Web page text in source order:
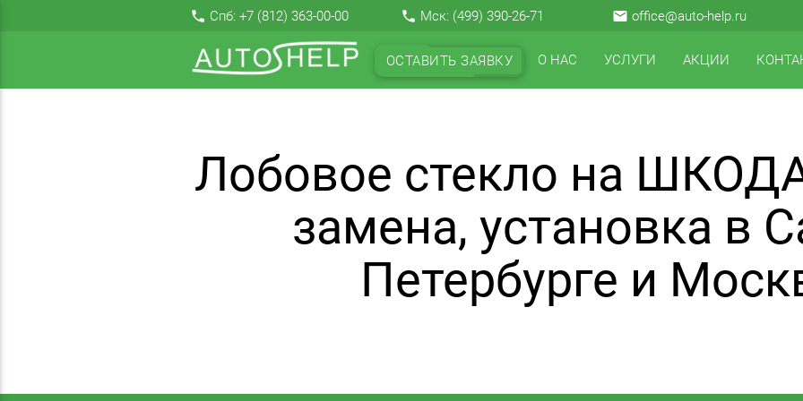
local_phone Спб: +7 (812) 363-00-00 local_phone Мск: (499) 390-26-71 email office@auto-help.ru
ОСТАВИТЬ ЗАЯВКУ О НАС УСЛУГИ АКЦИИ
Лобовое стекло на ШКОДА
замена, установка в
Петербурге и